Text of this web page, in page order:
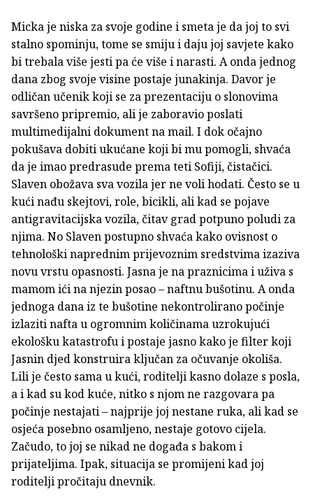
Micka je niska za svoje godine i smeta je da joj to svi
stalno spominju, tome se smiju i daju joj savjete kako
bi trebala više jesti pa će više i narasti. A onda jednog
dana zbog svoje visine postaje junakinja. Davor je
odličan učenik koji se za prezentaciju o slonovima
savršeno pripremio, ali je zaboravio poslati
multimedijalni dokument na mail. I dok očajno
pokušava dobiti ukućane koji bi mu pomogli, shvaća
da je imao predrasude prema teti Sofiji, čistačici.
Slaven obožava sva vozila jer ne voli hodati. Često se u
kući nađu skejtovi, role, bicikli, ali kad se pojave
antigravitacijska vozila, čitav grad potpuno poludi za
njima. No Slaven postupno shvaća kako ovisnost o
tehnološki naprednim prijevoznim sredstvima izaziva
novu vrstu opasnosti. Jasna je na praznicima i uživa s
mamom ići na njezin posao – naftnu bušotinu. A onda
jednoga dana iz te bušotine nekontrolirano počinje
izlaziti nafta u ogromnim količinama uzrokujući
ekološku katastrofu i postaje jasno kako je filter koji
Jasnin djed konstruira ključan za očuvanje okoliša.
Lili je često sama u kući, roditelji kasno dolaze s posla,
a i kad su kod kuće, nitko s njom ne razgovara pa
počinje nestajati – najprije joj nestane ruka, ali kad se
osjeća posebno osamljeno, nestaje gotovo cijela.
Začudo, to joj se nikad ne događa s bakom i
prijateljima. Ipak, situacija se promijeni kad joj
roditelji pročitaju dnevnik.